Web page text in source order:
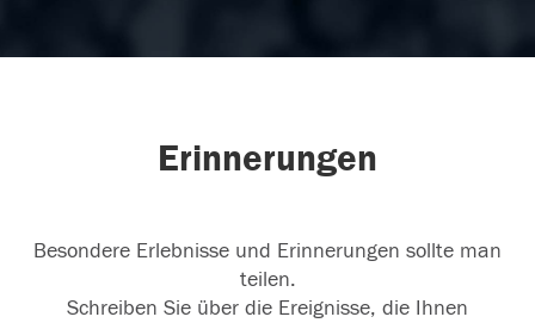
Erinnerungen
Besondere Erlebnisse und Erinnerungen sollte man
teilen.
Schreiben Sie über die Ereignisse, die Ihnen